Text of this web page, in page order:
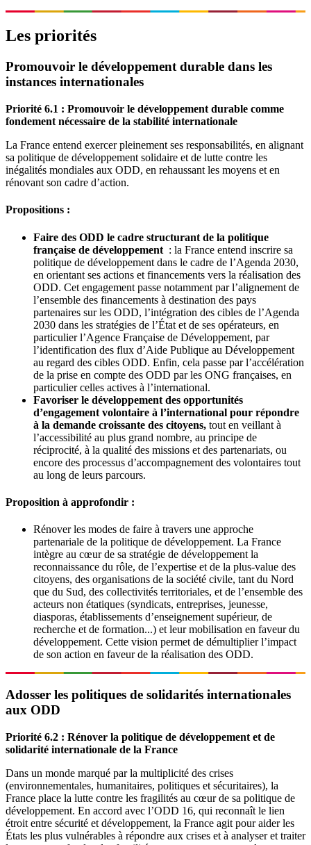
Les priorités
Promouvoir le développement durable dans les
instances internationales
Priorité 6.1 : Promouvoir le développement durable comme
fondement nécessaire de la stabilité internationale
La France entend exercer pleinement ses responsabilités, en alignant
sa politique de développement solidaire et de lutte contre les
inégalités mondiales aux ODD, en rehaussant les moyens et en
rénovant son cadre d’action.
Propositions :
Faire des ODD le cadre structurant de la politique
française de développement : la France entend inscrire sa
politique de développement dans le cadre de l’Agenda 2030,
en orientant ses actions et financements vers la réalisation des
ODD. Cet engagement passe notamment par l’alignement de
l’ensemble des financements à destination des pays
partenaires sur les ODD, l’intégration des cibles de l’Agenda
2030 dans les stratégies de l’État et de ses opérateurs, en
particulier l’Agence Française de Développement, par
l’identification des flux d’Aide Publique au Développement
au regard des cibles ODD. Enfin, cela passe par l’accélération
de la prise en compte des ODD par les ONG françaises, en
particulier celles actives à l’international.
Favoriser le développement des opportunités
d’engagement volontaire à l’international pour répondre
à la demande croissante des citoyens, tout en veillant à
l’accessibilité au plus grand nombre, au principe de
réciprocité, à la qualité des missions et des partenariats, ou
encore des processus d’accompagnement des volontaires tout
au long de leurs parcours.
Proposition à approfondir :
Rénover les modes de faire à travers une approche
partenariale de la politique de développement. La France
intègre au cœur de sa stratégie de développement la
reconnaissance du rôle, de l’expertise et de la plus-value des
citoyens, des organisations de la société civile, tant du Nord
que du Sud, des collectivités territoriales, et de l’ensemble des
acteurs non étatiques (syndicats, entreprises, jeunesse,
diasporas, établissements d’enseignement supérieur, de
recherche et de formation...) et leur mobilisation en faveur du
développement. Cette vision permet de démultiplier l’impact
de son action en faveur de la réalisation des ODD.
Adosser les politiques de solidarités internationales
aux ODD
Priorité 6.2 : Rénover la politique de développement et de
solidarité internationale de la France
Dans un monde marqué par la multiplicité des crises
(environnementales, humanitaires, politiques et sécuritaires), la
France place la lutte contre les fragilités au cœur de sa politique de
développement. En accord avec l’ODD 16, qui reconnaît le lien
étroit entre sécurité et développement, la France agit pour aider les
États les plus vulnérables à répondre aux crises et à analyser et traiter